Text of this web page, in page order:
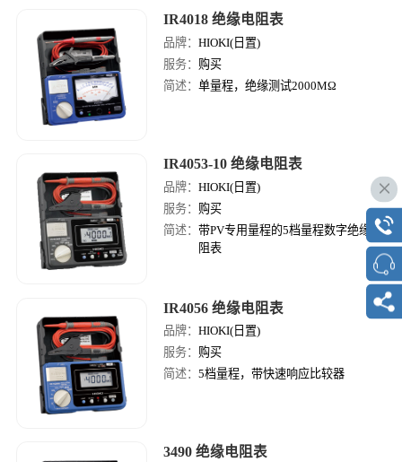
IR4018 绝缘电阻表
品牌：HIOKI(日置)
服务： 购买
简述：单量程，绝缘测试2000MΩ
IR4053-10 绝缘电阻表
品牌：HIOKI(日置)
服务： 购买
简述：带PV专用量程的5档量程数字绝缘电
阻表
IR4056 绝缘电阻表
品牌：HIOKI(日置)
服务： 购买
简述：5档量程，带快速响应比较器
3490 绝缘电阻表